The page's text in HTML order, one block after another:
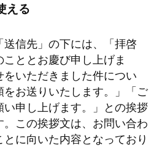
える
送信先」の下には、「拝啓
ととお慶び申し上げま
いただきました件につい
をお送りいたします。」「ご
申し上げます。」との挨拶
この挨拶文は、お問い合わ
に向いた内容となっており